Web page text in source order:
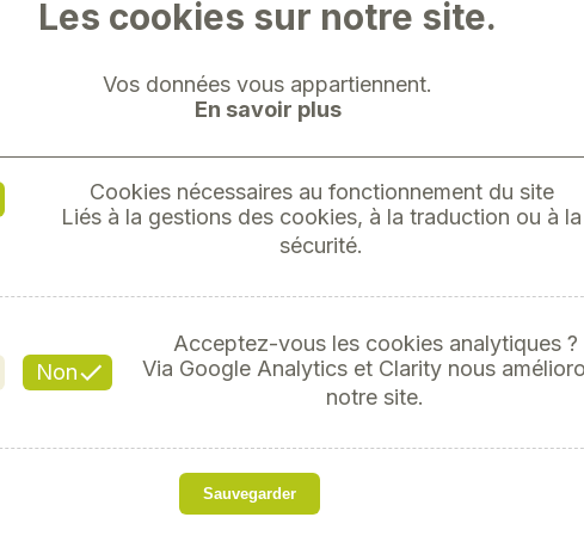
LOCTITE
soit
Loctite SI 5926 est un
flexible et polyvalent. Il
métalliques, plastiques et
bleu résiste également
Les cookies sur notre site.
Vos données vous appartiennent.
En savoir plus
Cookies nécessaires au fonctionnement du site
Liés à la gestions des cookies, à la traduction ou à la
sécurité.
Non
Acceptez-vous les cookies analytiques ?
Via Google Analytics et Clarity nous
notre site.
Sauvegarder